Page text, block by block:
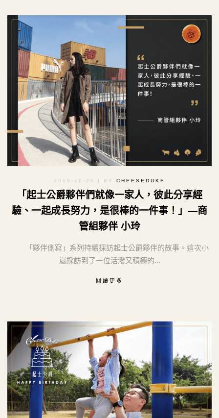
2019-10-25 | BY CHEESEDUKE
「起士公爵夥伴們就像一家人，彼此分享經
驗、一起成長努力，是很棒的一件事！」—商
管組夥伴 小玲
「夥伴側寫」系列持續採訪起士公爵夥伴的故事。這次小
嵐採訪到了一位活潑又積極的...
閱讀更多